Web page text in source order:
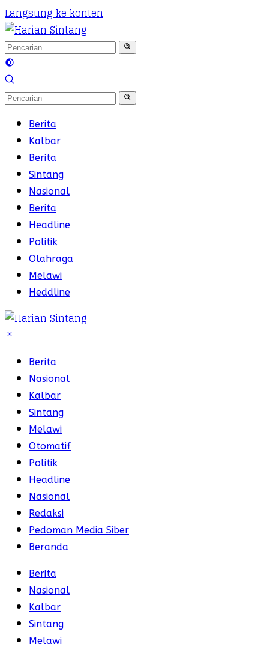
Langsung ke konten
Berita
Kalbar
Berita
Sintang
Nasional
Berita
Headline
Politik
Olahraga
Melawi
Heddline
Berita
Nasional
Kalbar
Sintang
Melawi
Otomatif
Politik
Headline
Nasional
Redaksi
Pedoman Media Siber
Beranda
Berita
Nasional
Kalbar
Sintang
Melawi